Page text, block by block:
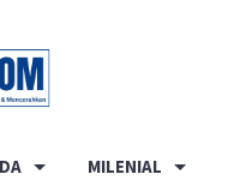
MILENIAL